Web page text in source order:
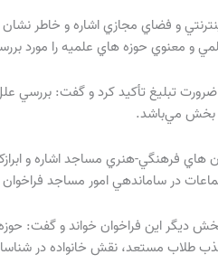
و فضاي مجازي اشاره و خاطر
و معنوي حوزه هاي علميه را مورد
تبليغ تأكيد كرد و گفت: بررسي
بخش مي‌باشد.
هاي فرهنگي-هنري مساجد اشاره و
در ساماندهي امور مساجد
اين فراخوان خواند و گفت:
طلاب مستعد، نقش خانواده در